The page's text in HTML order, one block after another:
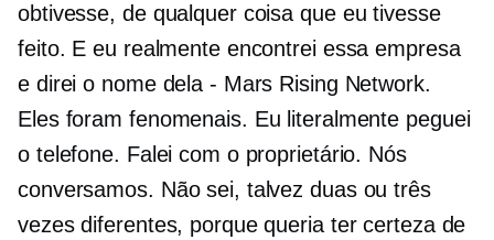
obtivesse, de qualquer coisa que eu tivesse
feito. E eu realmente encontrei essa empresa
e direi o nome dela - Mars Rising Network.
Eles foram fenomenais. Eu literalmente peguei
o telefone. Falei com o proprietário. Nós
conversamos. Não sei, talvez duas ou três
vezes diferentes, porque queria ter certeza de